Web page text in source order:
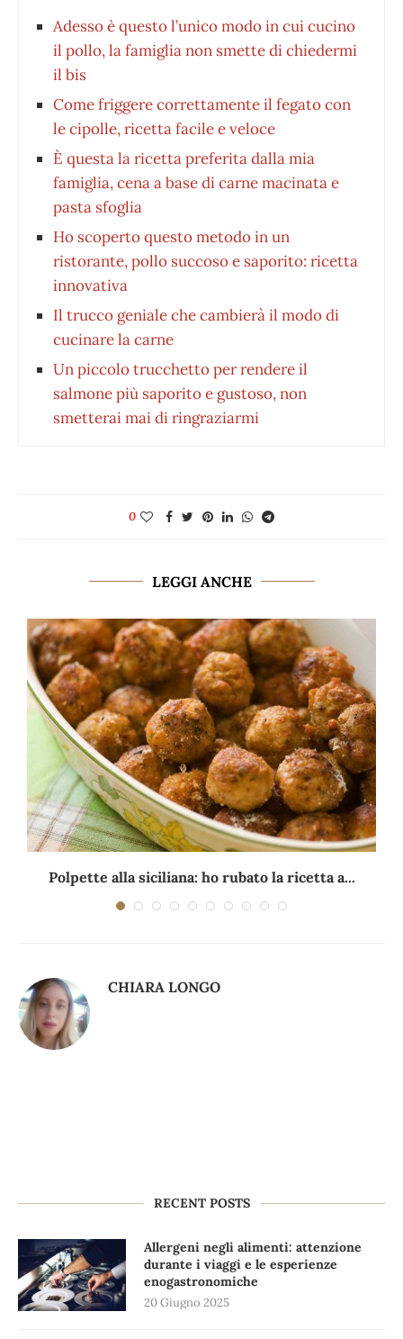
Adesso è questo l’unico modo in cui cucino
il pollo, la famiglia non smette di chiedermi
il bis
Come friggere correttamente il fegato con
le cipolle, ricetta facile e veloce
È questa la ricetta preferita dalla mia
famiglia, cena a base di carne macinata e
pasta sfoglia
Ho scoperto questo metodo in un
ristorante, pollo succoso e saporito: ricetta
innovativa
Il trucco geniale che cambierà il modo di
cucinare la carne
Un piccolo trucchetto per rendere il
salmone più saporito e gustoso, non
smetterai mai di ringraziarmi
0
LEGGI ANCHE
Polpette alla siciliana: ho rubato la ricetta a...
CHIARA LONGO
RECENT POSTS
Allergeni negli alimenti: attenzione
durante i viaggi e le esperienze
enogastronomiche
20 Giugno 2025